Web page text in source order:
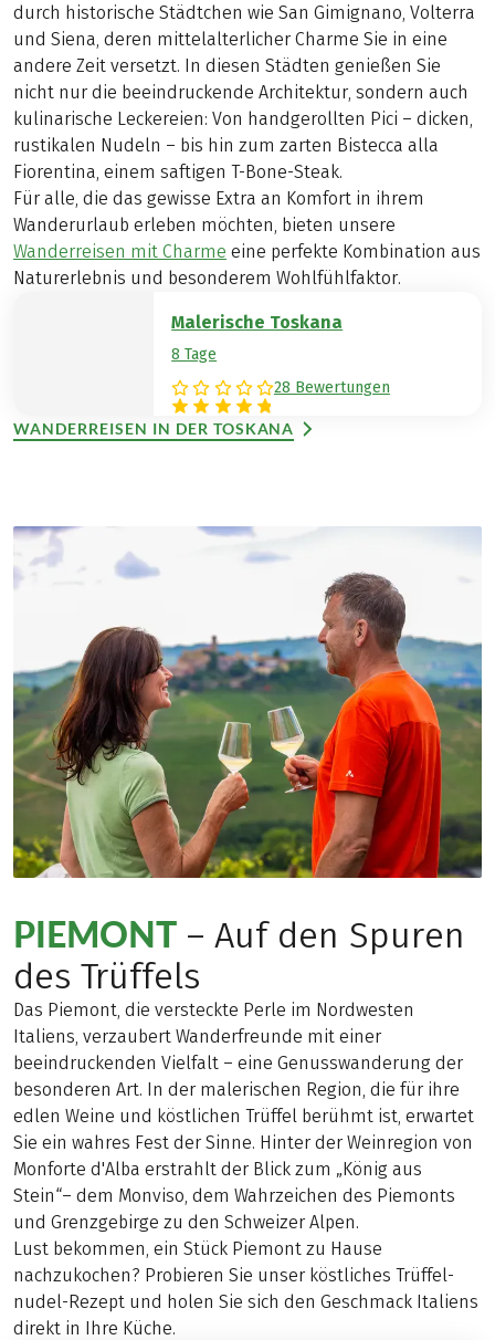
durch historische Städtchen wie San Gimignano, Volterra
und Siena, deren mittelalterlicher Charme Sie in eine
andere Zeit versetzt. In diesen Städten genießen Sie
nicht nur die beeindruckende Architektur, sondern auch
kulinarische Leckereien: Von handgerollten Pici – dicken,
rustikalen Nudeln – bis hin zum zarten Bistecca alla
Fiorentina, einem saftigen T-Bone-Steak.
Für alle, die das gewisse Extra an Komfort in ihrem
Wanderurlaub erleben möchten, bieten unsere
Wanderreisen mit Charme eine perfekte Kombination aus
Naturerlebnis und besonderem Wohlfühlfaktor.
Malerische Toskana
8 Tage
28 Bewertungen
WANDERREISEN IN DER TOSKANA
PIEMONT – Auf den Spuren
des Trüffels
Das Piemont, die versteckte Perle im Nordwesten
Italiens, verzaubert Wanderfreunde mit einer
beeindruckenden Vielfalt – eine Genusswanderung der
besonderen Art. In der malerischen Region, die für ihre
edlen Weine und köstlichen Trüffel berühmt ist, erwartet
Sie ein wahres Fest der Sinne. Hinter der Weinregion von
Monforte d'Alba erstrahlt der Blick zum „König aus
Stein“– dem Monviso, dem Wahrzeichen des Piemonts
und Grenzgebirge zu den Schweizer Alpen.
Lust bekommen, ein Stück Piemont zu Hause
nachzukochen? Probieren Sie unser köstliches Trüffel-
nudel-Rezept und holen Sie sich den Geschmack Italiens
direkt in Ihre Küche.